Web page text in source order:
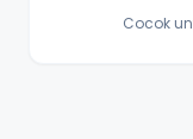
Cocok